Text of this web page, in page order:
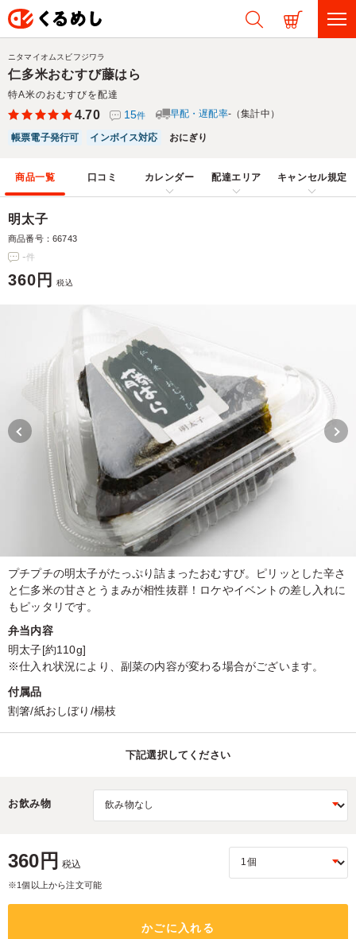
仁多米おむすび藤はら
特A米のおむすびを配達
ニタマイオムスビフジワラ
4.70 15件 早配・遅配率-（集計中）
帳票電子発行可 インボイス対応 おにぎり
商品一覧 口コミ カレンダー 配達エリア キャンセル規定
明太子
商品番号：66743
-件
360円 税込
プチプチの明太子がたっぷり詰まったおむすび。ピリッとした辛さ
と仁多米の甘さとうまみが相性抜群！ロケやイベントの差し入れに
もピッタリです。
弁当内容
明太子[約110g]
※仕入れ状況により、副菜の内容が変わる場合がございます。
付属品
割箸/紙おしぼり/楊枝
下記選択してください
お飲み物
360円 税込
※1個以上から注文可能
かごに入れる